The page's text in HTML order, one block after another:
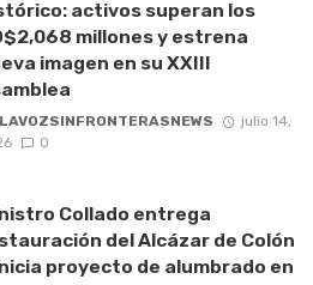
activos superan los
millones y estrena
imagen en su XXIII
LAVOZSINFRONTERASNEWS
julio 14,
0
Collado entrega
del Alcázar de Colón
proyecto de alumbrado en